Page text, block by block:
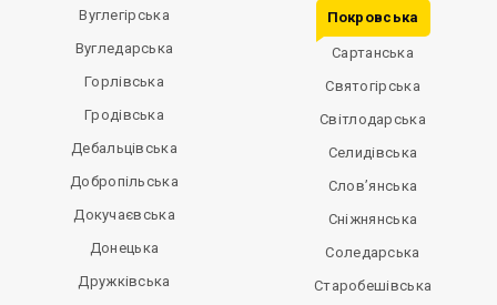
Вуглегірська
Вугледарська
Горлівська
Гродівська
Дебальцівська
Добропільська
Докучаєвська
Донецька
Дружківська
Покровська
Сартанська
Святогірська
Світлодарська
Селидівська
Слов’янська
Сніжнянська
Соледарська
Старобешівська